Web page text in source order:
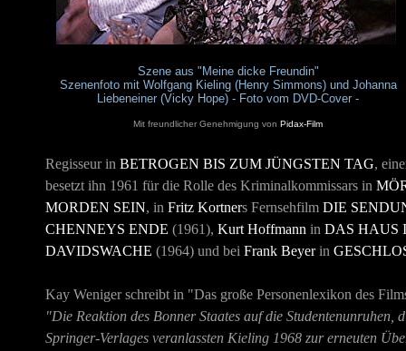
Szene aus "Meine dicke Freundin"
Szenenfoto mit Wolfgang Kieling (Henry Simmons) und Johanna
Liebeneiner (Vicky Hope) - Foto vom DVD-Cover -
Mit freundlicher Genehmigung von Pidax-Film
Regisseur in BETROGEN BIS ZUM JÜNGSTEN TAG,
besetzt ihn 1961 für die Rolle des Kriminalkommissars in
MORDEN SEIN, in Fritz Kortners Fernsehfilm DIE
CHENNEYS ENDE (1961), Kurt Hoffmann in DAS HAUS
DAVIDSWACHE (1964) und bei Frank Beyerin
Kay Weniger schreibt in "Das große Personenlexikon des
"Die Reaktion des Bonner Staates auf die
Springer-Verlages veranlassten Kieling 1968 zur erneuten